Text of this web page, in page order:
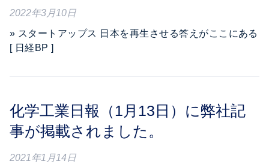
2022年3月10日
» スタートアップス 日本を再生させる答えがここにある
[ 日経BP ]
化学工業日報（1月13日）に弊社記
事が掲載されました。
2021年1月14日